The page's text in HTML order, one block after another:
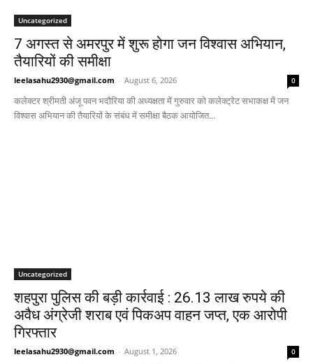
Uncategorized
7 अगस्त से अमरपुर में शुरू होगा जन विश्वास अभियान,
तैयारियों की समीक्षा
leelasahu2930@gmail.com - August 6, 2026 0
कलेक्टर श्रीमती अंजू पवन भदौरिया की अध्यक्षता में गुरुवार को कलेक्ट्रेट सभाकक्ष में जन
विश्वास अभियान की तैयारियों के संबंध में समीक्षा बैठक आयोजित...
Uncategorized
शहपुरा पुलिस की बड़ी कार्रवाई : 26.13 लाख रुपये की
अवैध अंग्रेजी शराब एवं पिकअप वाहन जप्त, एक आरोपी
गिरफ्तार
leelasahu2930@gmail.com - August 1, 2026 0